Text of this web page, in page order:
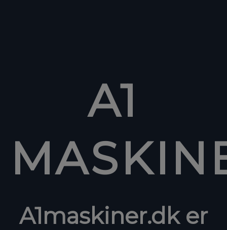
A1
A1maskiner.dk er